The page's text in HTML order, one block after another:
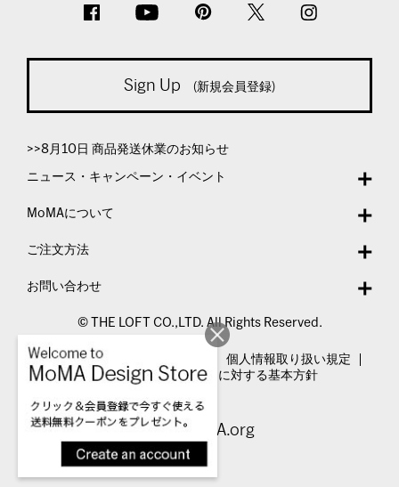
Sign Up (新規会員登録)
>>8月10日 商品発送休業のお知らせ
ニュース・キャンペーン・イベント
MoMAについて
ご注文方法
お問い合わせ
© THE LOFT CO.,LTD. All Rights Reserved.
特定商取引法表示
個人情報取り扱い規定
カスタマーハラスメントに対する基本方針
Visit MoMA.org